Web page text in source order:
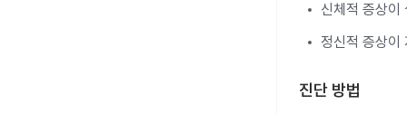
신체적 증상이
정신적 증상이
진단 방법